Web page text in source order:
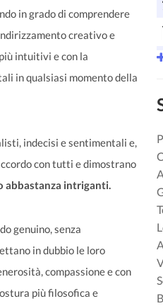
in grado di comprendere
creativo e
intuitivi e con la
in qualsiasi momento della
indecisi e sentimentali e,
con tutti e dimostrano
abbastanza intriganti.
genuino, senza
in dubbio le loro
compassione e con
più filosofica e